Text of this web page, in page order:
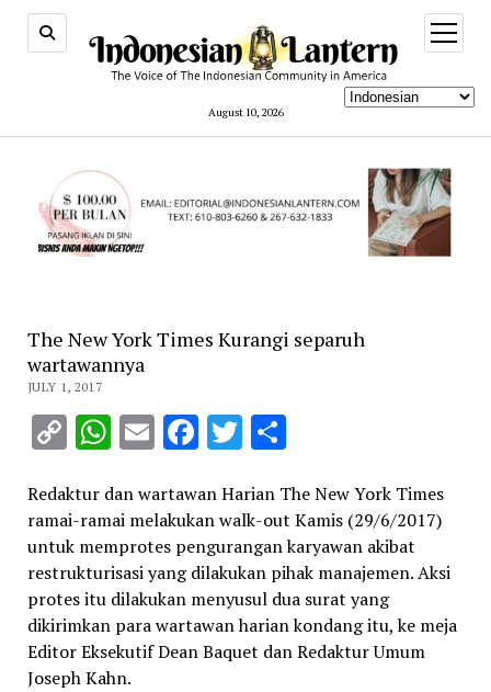
August 10, 2026
open
menu
The New York Times Kurangi separuh
wartawannya
JULY 1, 2017
CopyWhatsApp
EmailFacebook
Twitter
Share
Redaktur dan wartawan Harian The New York Times
ramai-ramai melakukan walk-out Kamis (29/6/2017)
untuk memprotes pengurangan karyawan akibat
restrukturisasi yang dilakukan pihak manajemen. Aksi
protes itu dilakukan menyusul dua surat yang
dikirimkan para wartawan harian kondang itu, ke meja
Editor Eksekutif Dean Baquet dan Redaktur Umum
Joseph Kahn.